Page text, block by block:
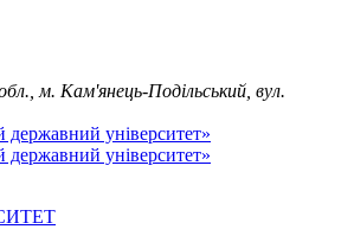
м. Кам'янець-Подільський, вул.